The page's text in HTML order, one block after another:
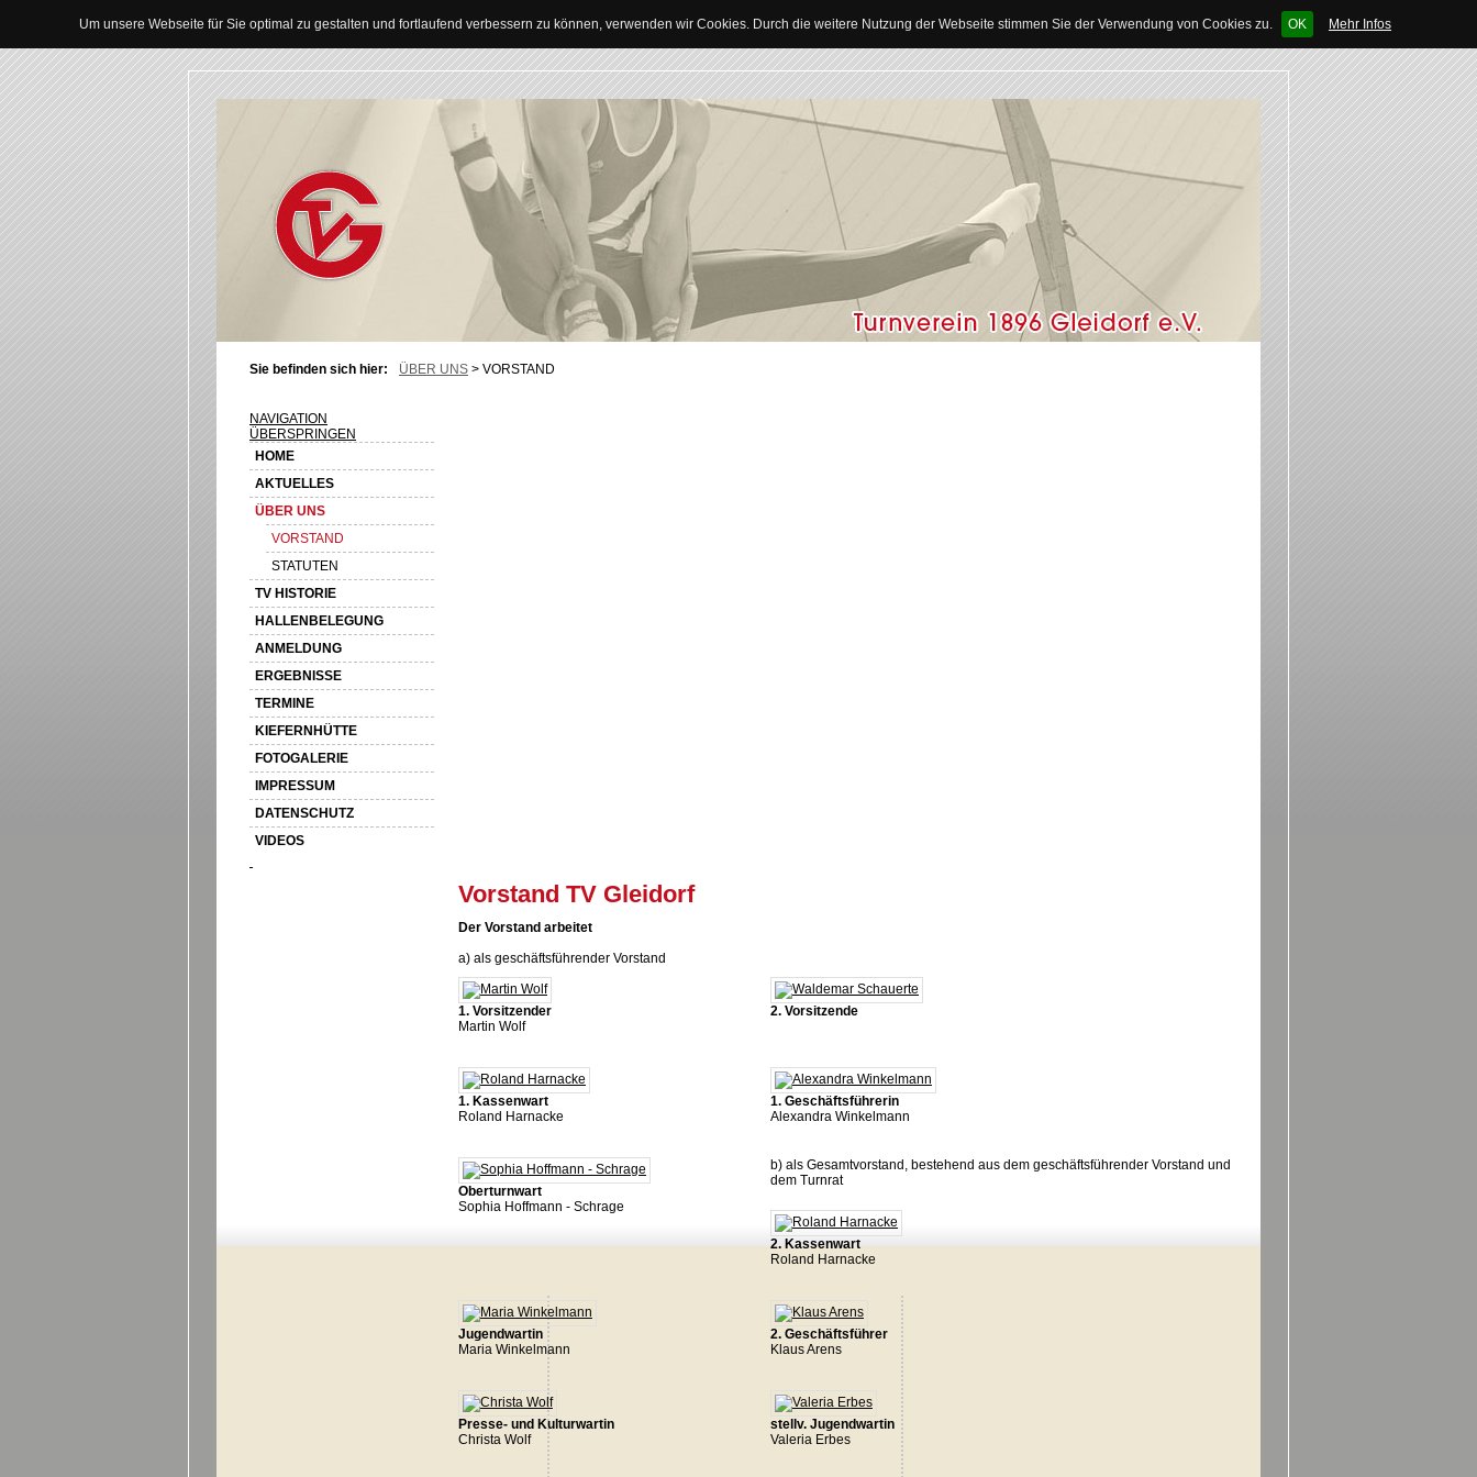
Um unsere Webseite für Sie optimal zu gestalten und fortlaufend verbessern zu können, verwenden wir Cookies. Durch die weitere Nutzung der Webseite stimmen Sie der Verwendung von Cookies zu. OK Mehr Infos
Sie befinden sich hier: ÜBER UNS > VORSTAND
NAVIGATION
ÜBERSPRINGEN
HOME
AKTUELLES
ÜBER UNS
VORSTAND
STATUTEN
TV HISTORIE
HALLENBELEGUNG
ANMELDUNG
ERGEBNISSE
TERMINE
KIEFERNHÜTTE
FOTOGALERIE
IMPRESSUM
DATENSCHUTZ
VIDEOS
Vorstand TV Gleidorf
Der Vorstand arbeitet
a) als geschäftsführender Vorstand
1. Vorsitzender
Martin Wolf
2. Vorsitzende
1. Kassenwart
Roland Harnacke
1. Geschäftsführerin
Alexandra Winkelmann
Oberturnwart
Sophia Hoffmann - Schrage
b) als Gesamtvorstand, bestehend aus dem geschäftsführender Vorstand und
dem Turnrat
2. Kassenwart
Roland Harnacke
2. Geschäftsführer
Klaus Arens
Jugendwartin
Maria Winkelmann
stellv. Jugendwartin
Valeria Erbes
Presse- und Kulturwartin
Christa Wolf